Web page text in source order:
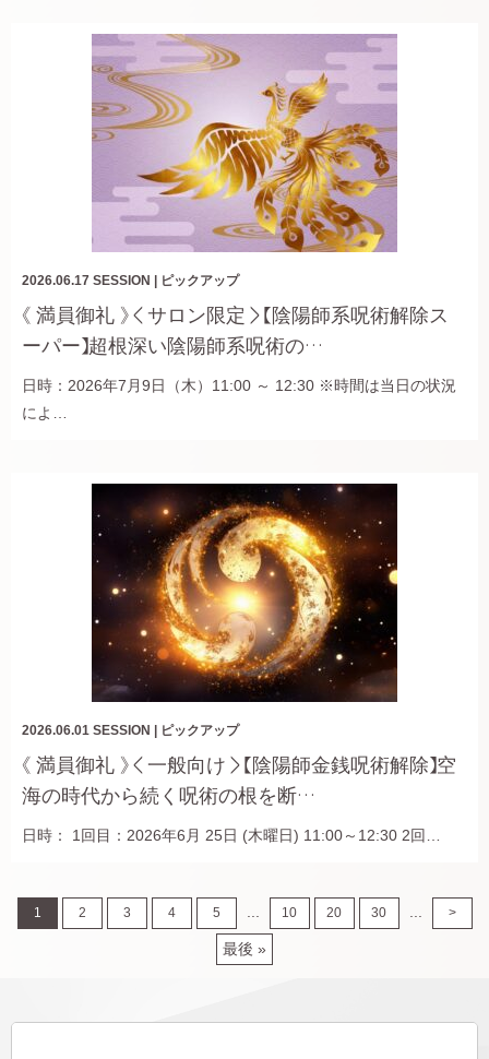
2026.06.17 SESSION ピックアップ
《 満員御礼 》＜サロン限定＞【陰陽師系呪術解除ス
ーパー】超根深い陰陽師系呪術の…
日時：2026年7月9日（木）11:00 ～ 12:30 ※時間は当日の状況
によ…
2026.06.01 SESSION ピックアップ
《 満員御礼 》＜一般向け＞【陰陽師金銭呪術解除】空
海の時代から続く呪術の根を断…
日時： 1回目：2026年6月 25日 (木曜日) 11:00～12:30 2回…
1 2 3 4 5 10 20 30 >
最後 »